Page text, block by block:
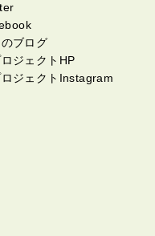
ブログ
ジェクトHP
ロジェクトInstagram